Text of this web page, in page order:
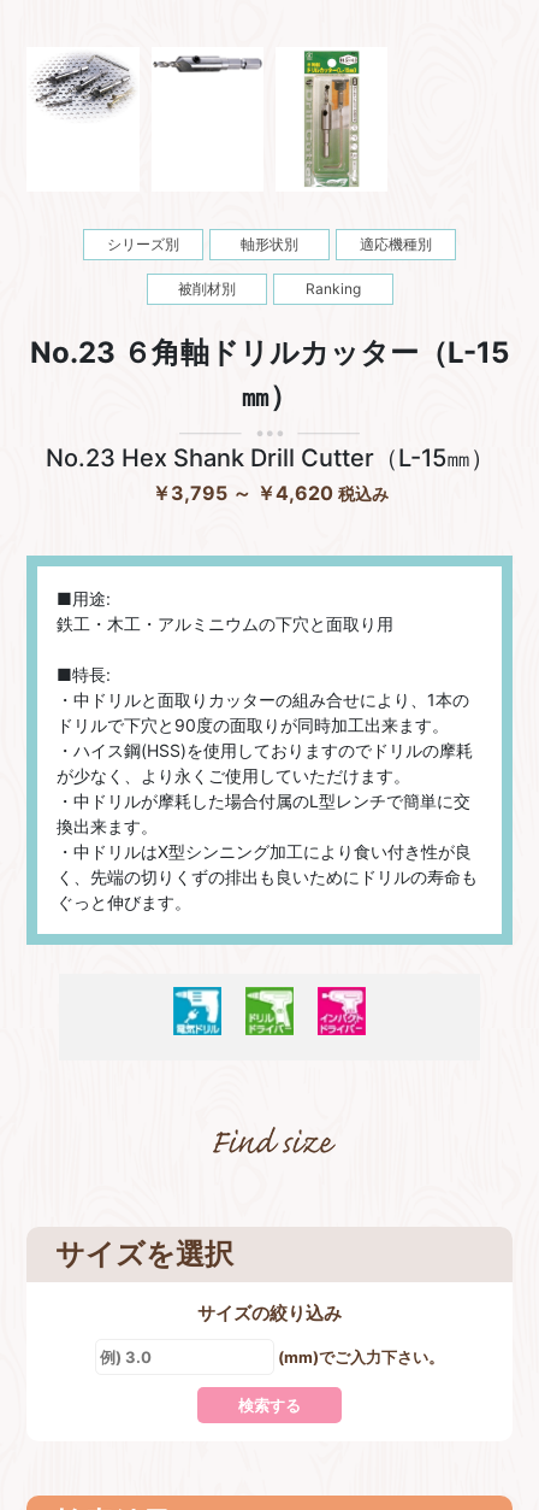
シリーズ別 軸形状別 適応機種別
被削材別 Ranking
No.23 ６角軸ドリルカッター（L-15
㎜）
No.23 Hex Shank Drill Cutter（L-15㎜）
￥3,795 ～ ￥4,620 税込み
■用途:
鉄工・木工・アルミニウムの下穴と面取り用
■特長:
・中ドリルと面取りカッターの組み合せにより、1本の
ドリルで下穴と90度の面取りが同時加工出来ます。
・ハイス鋼(HSS)を使用しておりますのでドリルの摩耗
が少なく、より永くご使用していただけます。
・中ドリルが摩耗した場合付属のL型レンチで簡単に交
換出来ます。
・中ドリルはX型シンニング加工により食い付き性が良
く、先端の切りくずの排出も良いためにドリルの寿命も
ぐっと伸びます。
サイズを選択
サイズの絞り込み
(mm)でご入力下さい。
検索する